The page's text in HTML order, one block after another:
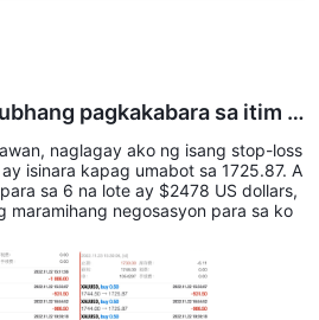
kabilang ang desktop computers
(iOS at Android), at web
ang kanilang mga trading
merkado sa anumang oras at
ng kakayahang mag-trade kahit
ng isang tampok ng copy
hindi ito wasto. Sa huli, napilitan a
ng deposito. Gayunpaman, dahil
ng aking personal na account, nagl
isang araw sa platform. Pagkatapo
naaksidente ang aking kasintaha
tumanggi ang platform. Ang ser
ay hindi tumugon. Sa wakas, inilip
sa kanilang financial supervisor, na n
ayos sa supervisor. Hiniling s
supervisor na magbigay ng photo ID,
account at ang aking online bank
log in sila para sa pagsusuri, ngunit
refund ng deposito na 290,000 yua
pagkakabara sa itim n
sa akin na mawalan ng
Walang kompensasyon.
naglagay ako ng isang stop-loss
isinara kapag umabot sa 1725.87. A
sa 6 na lote ay $2478 US dollars,
maramihang negosasyon para sa ko